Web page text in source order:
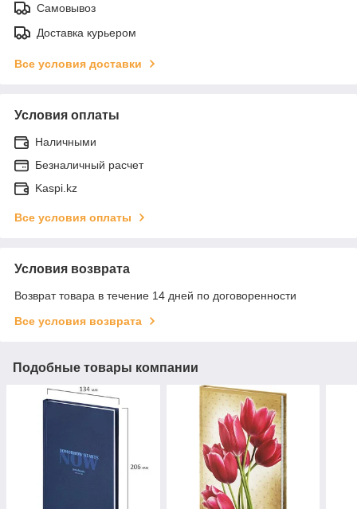
Самовывоз
Доставка курьером
Все условия доставки
Условия оплаты
Наличными
Безналичный расчет
Kaspi.kz
Все условия оплаты
Условия возврата
Возврат товара в течение 14 дней по договоренности
Все условия возврата
Подобные товары компании